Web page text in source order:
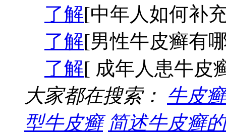
了解[中年人如何补
了解[男性牛皮癣有
了解[ 成年人患牛皮
大家都在搜索： 牛皮
型牛皮癣 简述牛皮癣